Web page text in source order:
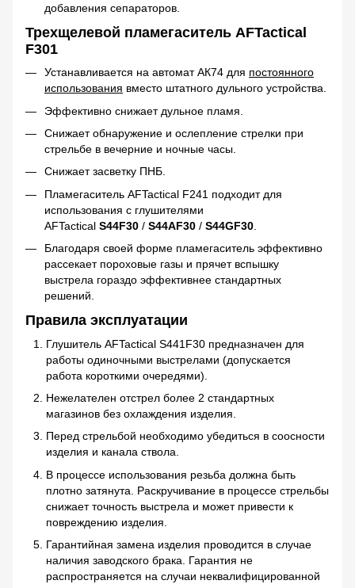
добавления сепараторов.
Трехщелевой пламегаситель AFTactical
F301
Устанавливается на автомат АК74 для постоянного
использования вместо штатного дульного устройства.
Эффективно снижает дульное пламя.
Снижает обнаружение и ослепление стрелки при
стрельбе в вечерние и ночные часы.
Снижает засветку ПНБ.
Пламегаситель AFTactical F241 подходит для
использования с глушителями
AFTactical S44F30 / S44AF30 / S44GF30
Благодаря своей форме пламегаситель эффективно
рассекает пороховые газы и прячет вспышку
выстрела гораздо эффективнее стандартных
решений.
Правила эксплуатации
Глушитель AFTactical S441F30 предназначен для
работы одиночными выстрелами (допускается
работа короткими очередями).
Нежелателен отстрел более 2 стандартных
магазинов без охлаждения изделия.
Перед стрельбой необходимо убедиться в соосности
изделия и канала ствола.
В процессе использования резьба должна быть
плотно затянута. Раскручивание в процессе стрельбы
снижает точность выстрела и может привести к
повреждению изделия.
Гарантийная замена изделия проводится в случае
наличия заводского брака. Гарантия не
распространяется на случаи неквалифицированной